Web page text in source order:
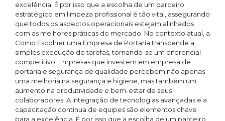
excelência. É por isso que a escolha de um parceiro
estratégico em limpeza profissional é tão vital, assegurando
que todos os aspectos operacionais estejam alinhados
com as melhores práticas do mercado. No contexto atual, a
Como Escolher uma Empresa de Portaria transcende a
simples execução de tarefas, tornando-se um diferencial
competitivo. Empresas que investem em empresa de
portaria e segurança de qualidade percebem não apenas
uma melhoria na segurança e higiene, mas também um
aumento na produtividade e bem-estar de seus
colaboradores. A integração de tecnologias avançadas e a
capacitação contínua de equipes são elementos chave
para a excelência. É por isso que a escolha de um parceiro